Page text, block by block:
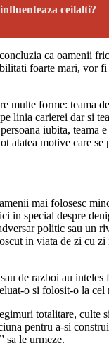
ceilalti?
ca oamenii
foarte mari, vor
multe forme: teama
linia carierei dar si
iubita, teama
atatea motive care se
mai folosesc
in special despre
politic sau un
in viata de zi cu
de razboi au inteles
o si folosit-o la
totalitare, culte
pentru a-si
sa le urmeze.